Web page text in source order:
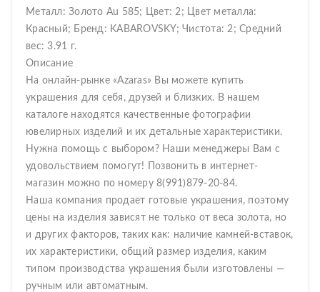
Металл: Золото Au 585; Цвет: 2; Цвет металла:
Красный; Бренд: KABAROVSKY; Чистота: 2; Средний
вес: 3.91 г.
Описание
На онлайн-рынке «Azaras» Вы можете купить
украшения для себя, друзей и близких. В нашем
каталоге находятся качественные фотографии
ювелирных изделий и их детальные характеристики.
Нужна помощь с выбором? Наши менеджеры Вам с
удовольствием помогут! Позвонить в интернет-
магазин можно по номеру 8(991)879-20-84.
Наша компания продает готовые украшения, поэтому
цены на изделия зависят не только от веса золота, но
и других факторов, таких как: наличие камней-вставок,
их характеристики, общий размер изделия, каким
типом производства украшения были изготовлены —
ручным или автоматным.